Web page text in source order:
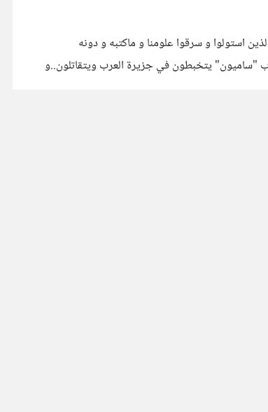
استولوا و سرقوا علومنا و ماكتبه و دونه
"ساميون" يتخبطون في جزيرة العرب ويتقاتلون..و